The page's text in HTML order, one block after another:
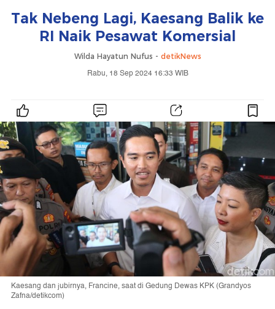
Tak Nebeng Lagi, Kaesang Balik ke
RI Naik Pesawat Komersial
Wilda Hayatun Nufus - detikNews
Rabu, 18 Sep 2024 16:33 WIB
Kaesang dan jubirnya, Francine, saat di Gedung Dewas KPK (Grandyos
Zafna/detikcom)